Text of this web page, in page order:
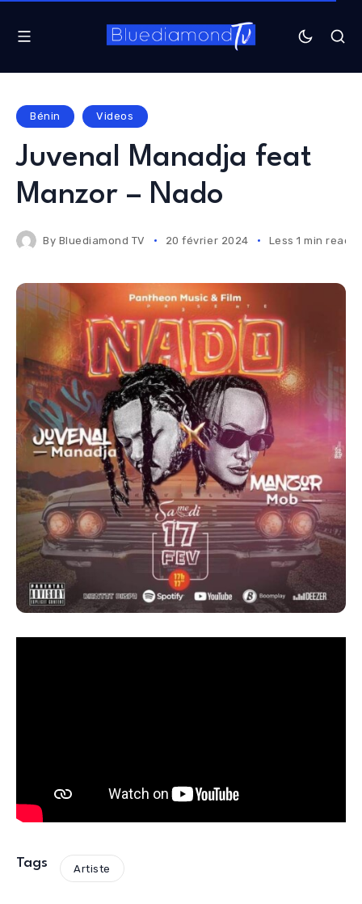
Bénin Videos
Juvenal Manadja feat
Manzor – Nado
By Bluediamond TV 20 février 2024 Less 1 min read
Tags Artiste